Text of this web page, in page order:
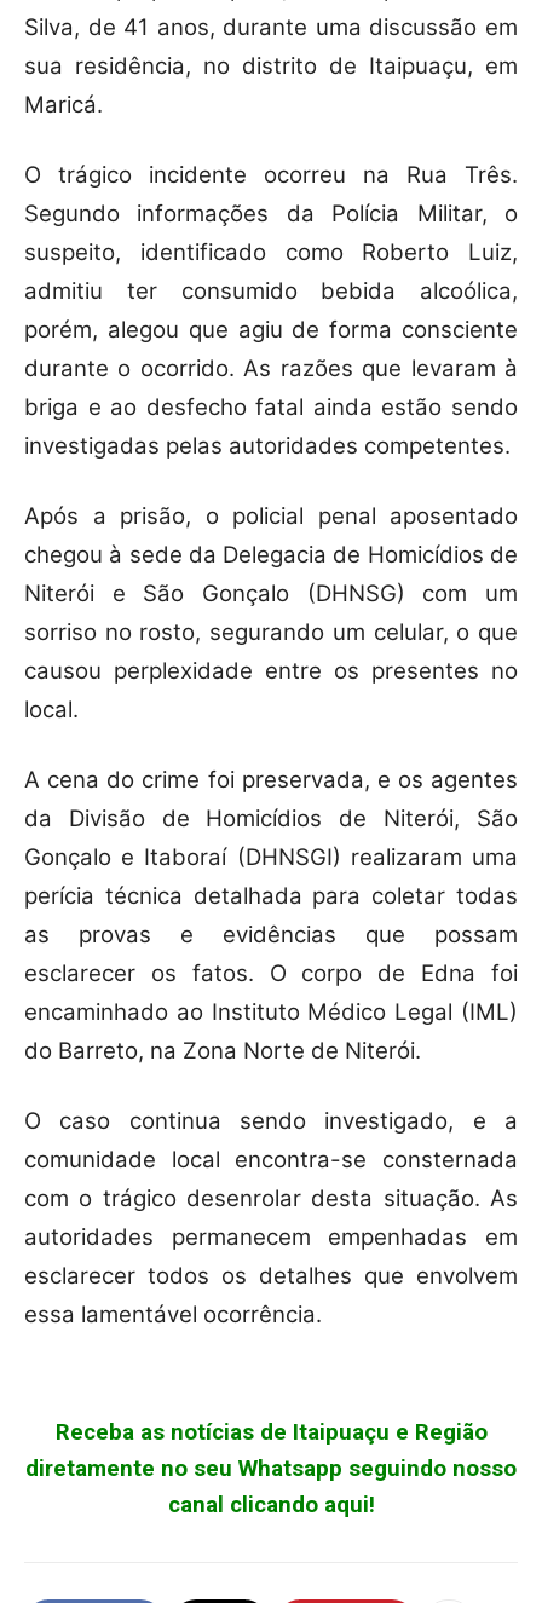
Silva, de 41 anos, durante uma discussão em
sua residência, no distrito de Itaipuaçu, em
Maricá.
O trágico incidente ocorreu na Rua Três.
Segundo informações da Polícia Militar, o
suspeito, identificado como Roberto Luiz,
admitiu ter consumido bebida alcoólica,
porém, alegou que agiu de forma consciente
durante o ocorrido. As razões que levaram à
briga e ao desfecho fatal ainda estão sendo
investigadas pelas autoridades competentes.
Após a prisão, o policial penal aposentado
chegou à sede da Delegacia de Homicídios de
Niterói e São Gonçalo (DHNSG) com um
sorriso no rosto, segurando um celular, o que
causou perplexidade entre os presentes no
local.
A cena do crime foi preservada, e os agentes
da Divisão de Homicídios de Niterói, São
Gonçalo e Itaboraí (DHNSGI) realizaram uma
perícia técnica detalhada para coletar todas
as provas e evidências que possam
esclarecer os fatos. O corpo de Edna foi
encaminhado ao Instituto Médico Legal (IML)
do Barreto, na Zona Norte de Niterói.
O caso continua sendo investigado, e a
comunidade local encontra-se consternada
com o trágico desenrolar desta situação. As
autoridades permanecem empenhadas em
esclarecer todos os detalhes que envolvem
essa lamentável ocorrência.
Receba as notícias de Itaipuaçu e Região
diretamente no seu Whatsapp seguindo nosso
canal clicando aqui!